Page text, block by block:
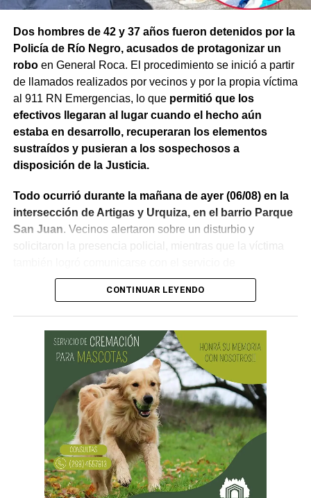
Dos hombres de 42 y 37 años fueron detenidos por la
Policía de Río Negro, acusados de protagonizar un
roboen General Roca. El procedimiento se inició a partir
de llamados realizados por vecinos y por la propia víctima
al 911 RN Emergencias, lo que permitió que los
efectivos llegaran al lugar cuando el hecho aún
estaba en desarrollo, recuperaran los elementos
sustraídos y pusieran a los sospechosos a
disposición de la Justicia.
Todo ocurrió durante la mañana de ayer (06/08) en la
intersección de Artigas y Urquiza, en el barrio Parque
San Juan. Vecinos alertaron sobre un disturbio y
solicitaron la presencia policial, mientras que la víctima
emergencias para informar lo que estaba ocurriendo.
hombres le habían sustraído una bolsa con dinero en
efectivo y dos teléfonos celulares. En el lugar se
recuperó parte de los bienes robados y se detuvo al
primer involucrado.
En forma paralela, otra comisión policial se dirigió a
una vivienda ubicada en el barrio Villa Obrera,
señalada por la víctima. Allí se identificó al segundo
sospechosoy se llevaron adelante distintas diligencias
en el marco de la investigación.
CONTINUAR LEYENDO